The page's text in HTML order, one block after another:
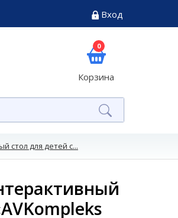
Вход
0
Корзина
стол для детей с...